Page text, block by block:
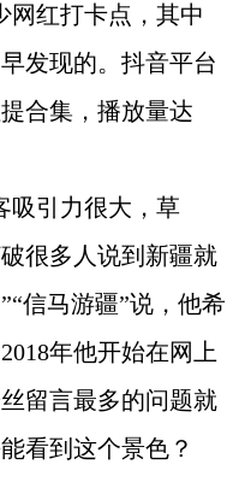
网红打卡点，其中
发现的。抖音平台
合集，播放量达
吸引力很大，草
很多人说到新疆就
信马游疆”说，他希
年他开始在网上
留言最多的问题就
看到这个景色？